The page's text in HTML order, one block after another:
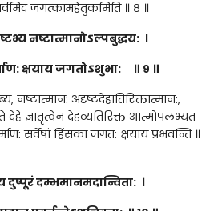
जगत्कामहेतुकमिति ॥ ८ ॥
नष्टात्मानोऽल्पबुद्धय: ।
क्षयाय जगतोऽशुभा: ॥ ९ ॥
नष्टात्मान: अदृष्टदेहातिरिक्तात्मान:,
देहे ज्ञातृत्वेन देहव्यतिरिक्त आत्मोपलभ्यत
सर्वेषां हिंसका जगत: क्षयाय प्रभवन्ति ॥
दुष्पूरं दम्भमानमदान्विता: ।